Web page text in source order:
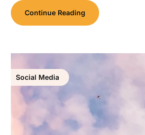
Continue Reading
Social Media